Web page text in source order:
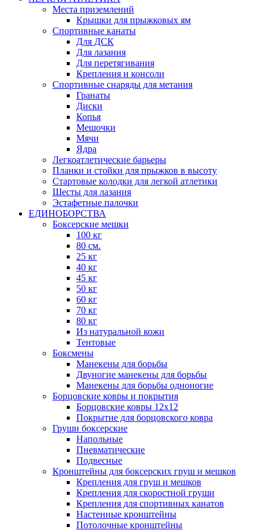
Места приземлений
Крышки для прыжковых ям
Спортивные канаты
Для ДСК
Для лазания
Для перетягивания
Крепления и консоли
Спортивные снаряды для метания
Гранаты
Диски
Копья
Мешочки
Мячи
Ядра
Легкоатлетические барьеры
Планки и стойки для прыжков в высоту
Стартовые колодки для легкой атлетики
Шесты для лазания
Эстафетные палочки
ЕДИНОБОРСТВА
Боксерские мешки
100 кг
80 см.
25 кг
40 кг
45 кг
50 кг
60 кг
70 кг
80 кг
Из натуральной кожи
Тентовые
Боксмены
Манекены для борьбы
Двуногие манекены для борьбы
Манекены для борьбы одноногие
Борцовские ковры и покрытия
Борцовские ковры 12х12
Покрытие для борцовского ковра
Груши боксерские
Напольные
Пневматические
Подвесные
Кронштейны для боксерских груш и мешков
Крепления для груш и мешков
Крепления для скоростной груши
Крепления для спортивных канатов
Настенные кронштейны
Потолочные кронштейны